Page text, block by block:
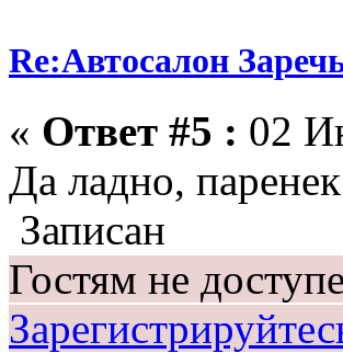
Re:Автосалон
« Ответ #5 : 02
Да ладно,
Записан
Гостям не